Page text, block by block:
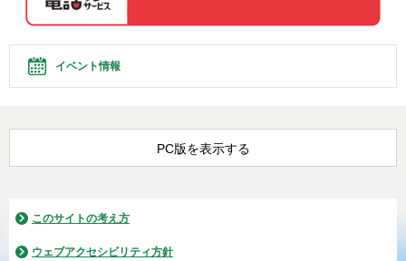
イベント情報
PC版を表示する
このサイトの考え方
ウェブアクセシビリティ方針